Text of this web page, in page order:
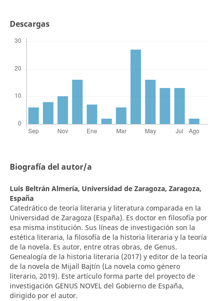
Descargas
Biografía del autor/a
Luis Beltrán Almería, Universidad de Zaragoza, Zaragoza,
España
Catedrático de teoría literaria y literatura comparada en la
Universidad de Zaragoza (España). Es doctor en filosofía por
esa misma institución. Sus líneas de investigación son la
estética literaria, la filosofía de la historia literaria y la teoría
de la novela. Es autor, entre otras obras, de Genus.
Genealogía de la historia literaria (2017) y editor de la teoría
de la novela de Mijaíl Bajtín (La novela como género
literario, 2019). Este artículo forma parte del proyecto de
investigación GENUS NOVEL del Gobierno de España,
dirigido por el autor.